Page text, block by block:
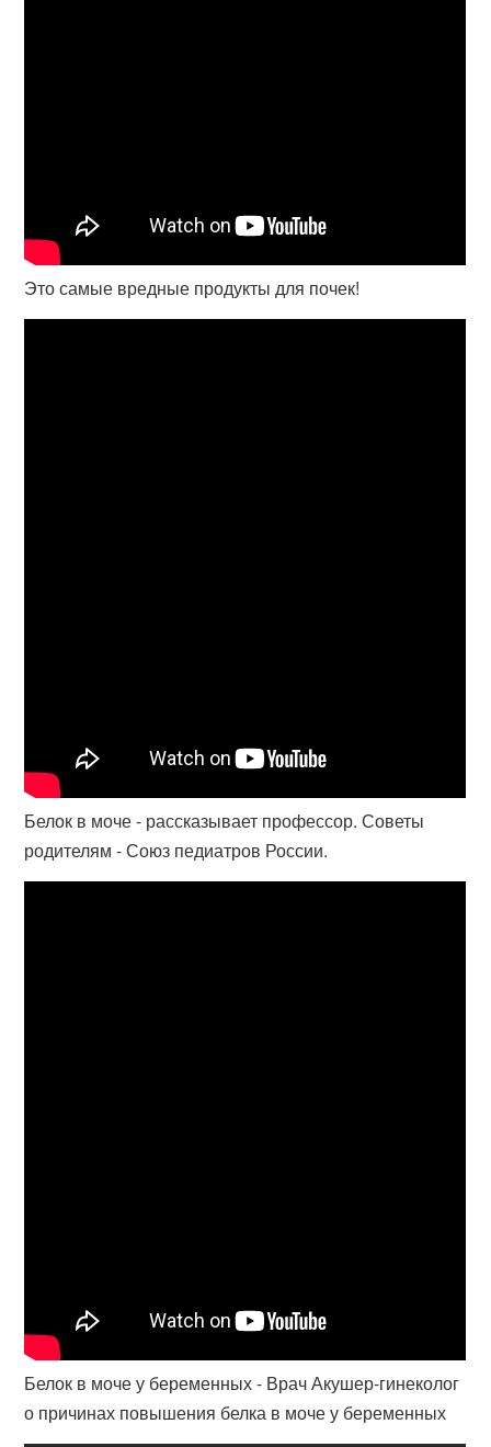
Это самые вредные продукты для почек!
Белок в моче - рассказывает профессор. Советы
родителям - Союз педиатров России.
Белок в моче у беременных - Врач Акушер-гинеколог
о причинах повышения белка в моче у беременных